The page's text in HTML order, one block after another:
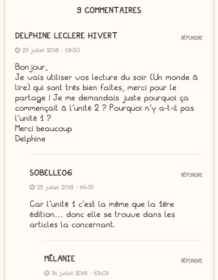
9 COMMENTAIRES
DELPHINE LECLERE HIVERT
29 juillet 2018 - 13h50
Bonjour,
Je vais utiliser vos lecture du soir (Un monde à
lire) qui sont très bien faites, merci pour le
partage ! Je me demandais juste pourquoi ça
commençait à l’unité 2 ? Pourquoi n’y a-t-il pas
l’unité 1 ?
Merci beaucoup
Delphine
RÉPONDRE
SOBELLE06
29 juillet 2018 - 14h35
Car l’unité 1 c’est la même que la 1ère
édition… donc elle se trouve dans les
articles la concernant.
RÉPONDRE
MÉLANIE
31 juillet 2018 - 10h03
RÉPONDRE